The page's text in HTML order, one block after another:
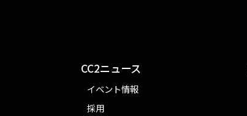
CC2ニュース
イベント情報
採用